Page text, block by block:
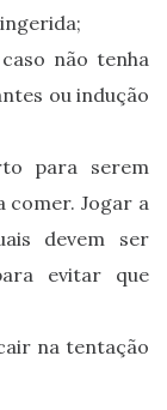
não tenha
ou indução
para serem
comer. Jogar a
devem ser
evitar que
na tentação